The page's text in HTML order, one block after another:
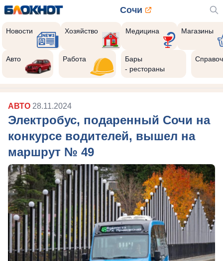
Сочи
Новости Хозяйство Медицина Магазины
Авто Работа
Бары
- рестораны
АВТО 28.11.2024
Электробус, подаренный Сочи на
конкурсе водителей, вышел на
маршрут № 49